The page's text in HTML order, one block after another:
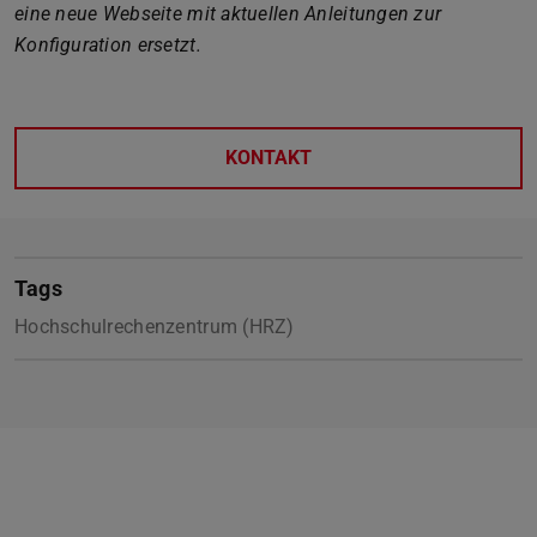
eine neue Webseite mit aktuellen Anleitungen zur
Konfiguration ersetzt.
KONTAKT
Tags
Hochschulrechenzentrum (HRZ)